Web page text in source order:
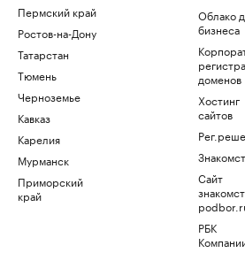
Пермский край
Ростов-на-Дону
Татарстан
Тюмень
Черноземье
Кавказ
Карелия
Мурманск
Приморский
край
Облако
бизнеса
доменов
Хостинг
сайтов
Сайт
РБК